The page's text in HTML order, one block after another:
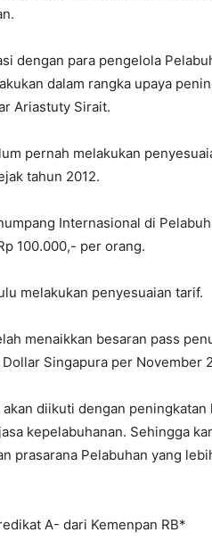
dengan para pengelola
dalam rangka upaya
Ariastuty Sirait.
pernah melakukan
tahun 2012.
Internasional di
100.000,- per orang.
melakukan penyesuaian tarif.
menaikkan besaran pass
Singapura per November
diikuti dengan peningkatan
kepelabuhanan. Sehingga
prasarana Pelabuhan yang
A- dari Kemenpan RB*